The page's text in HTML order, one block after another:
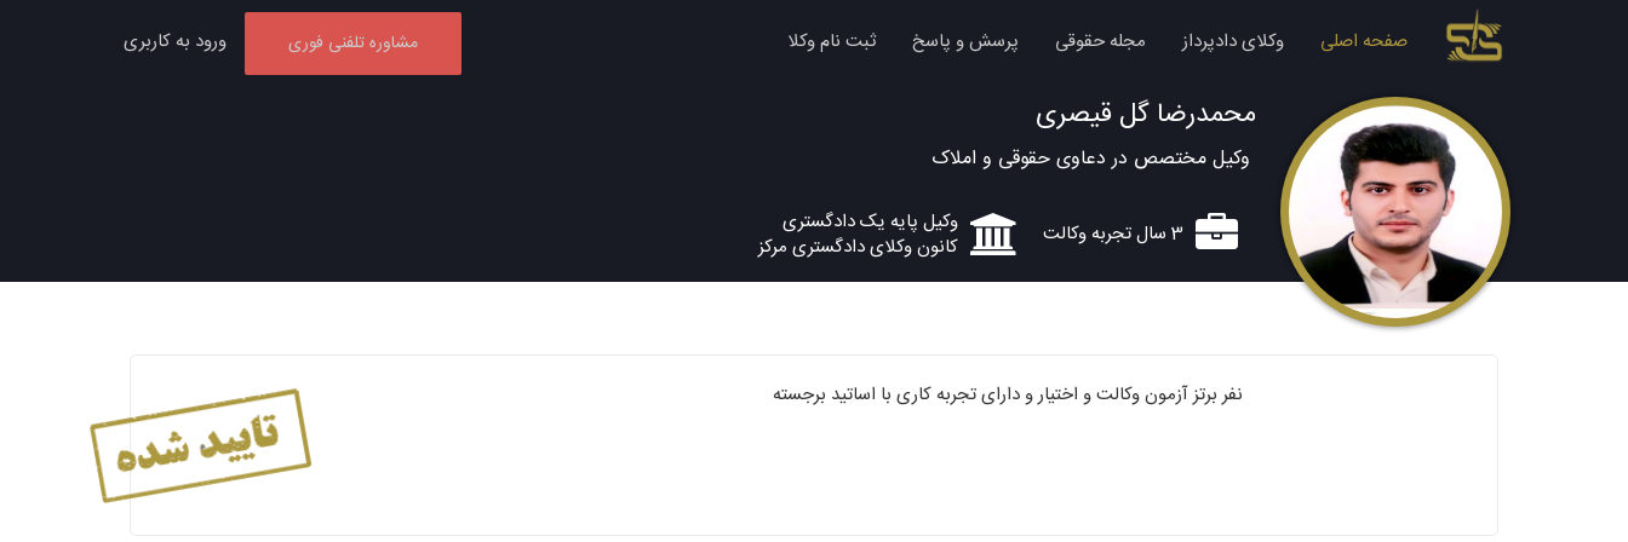
صفحه اصلی وکلای دادپرداز مجله حقوقی پرسش و پاسخ ثبت نام وکلا مشاوره تلفنی فوری ورود به کاربری
محمدرضا گل قیصری
وکیل مختصص در دعاوی حقوقی و املاک
3 سال تجربه وکالت
وکیل پایه یک دادگستری
کانون وکلای دادگستری مرکز
نفر برتز آزمون وکالت و اختیار و دارای تجربه کاری با اساتید برجسته